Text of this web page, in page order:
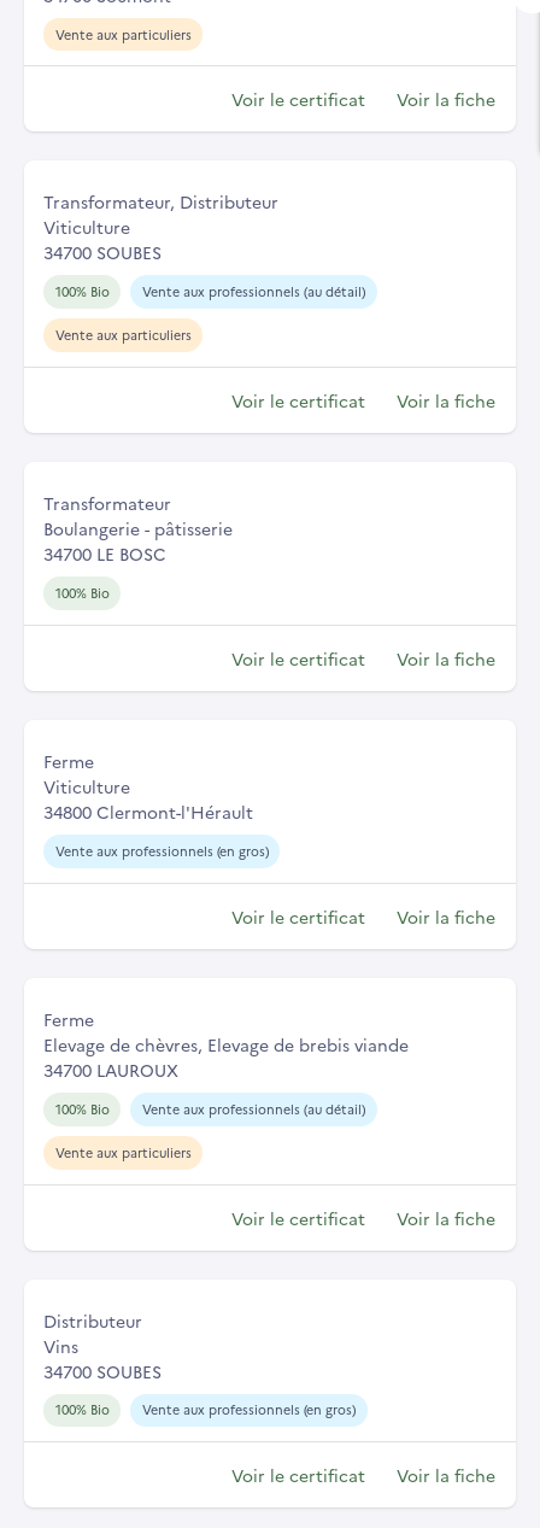
Vente aux particuliers
Voir le certificat Voir la fiche
Transformateur, Distributeur
Viticulture
34700 SOUBES
100% Bio Vente aux professionnels (au détail)
Vente aux particuliers
Voir le certificat Voir la fiche
Transformateur
Boulangerie - pâtisserie
34700 LE BOSC
100% Bio
Voir le certificat Voir la fiche
Ferme
Viticulture
34800 Clermont-l'Hérault
Vente aux professionnels (en gros)
Voir le certificat Voir la fiche
Ferme
Elevage de chèvres, Elevage de brebis viande
34700 LAUROUX
100% Bio Vente aux professionnels (au détail)
Vente aux particuliers
Voir le certificat Voir la fiche
Distributeur
Vins
34700 SOUBES
100% Bio Vente aux professionnels (en gros)
Voir le certificat Voir la fiche